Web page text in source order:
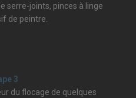
serre-joints, pinces à linge
de peintre.
3
du flocage de quelques